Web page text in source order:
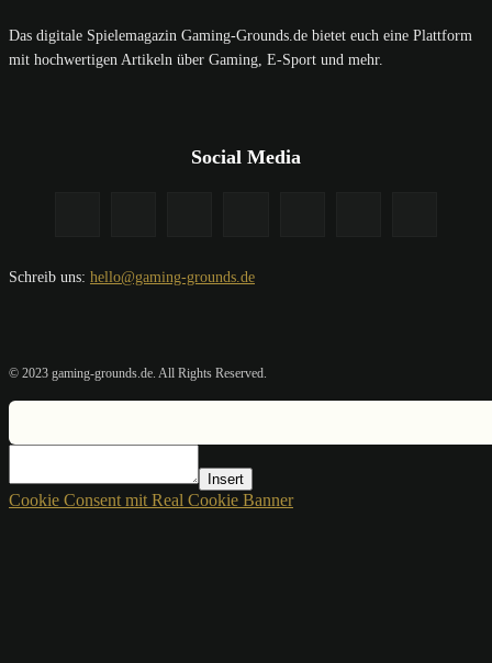
Das digitale Spielemagazin Gaming-Grounds.de bietet euch eine Plattform
mit hochwertigen Artikeln über Gaming, E-Sport und mehr.
Social Media
Schreib uns: hello@gaming-grounds.de
© 2023 gaming-grounds.de. All Rights Reserved.
Insert
Cookie Consent mit Real Cookie Banner